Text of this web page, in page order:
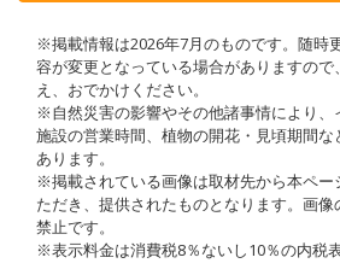
※掲載情報は2026年7月のものです。随時
容が変更となっている場合がありますので
え、おでかけください。
※自然災害の影響やその他諸事情により、
施設の営業時間、植物の開花・見頃期間
あります。
※掲載されている画像は取材先から本ペー
ただき、提供されたものとなります。画像
禁止です。
※表示料金は消費税8％ないし10％の内税表